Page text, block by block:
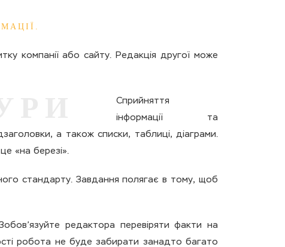
компанії або сайту. Редакція другої може
Сприйняття
інформації та
а також списки, таблиці, діаграми.
«на березі».
стандарту. Завдання полягає в тому, щоб
редактора перевіряти факти на
робота не буде забирати занадто багато